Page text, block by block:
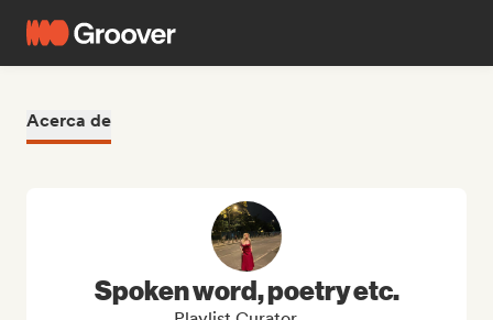
Acerca de
Spoken word, poetry etc.